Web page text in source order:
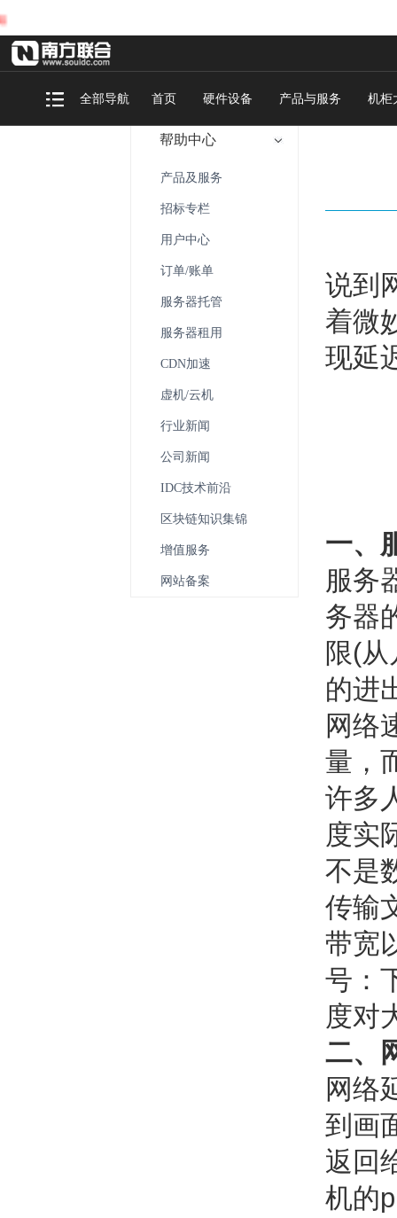
全部导航 首页 硬件设备 产品与服务 机柜
帮助中心
产品及服务
招标专栏
用户中心
订单/账单
服务器托管
服务器租用
CDN加速
虚机/云机
行业新闻
公司新闻
IDC技术前沿
区块链知识集锦
增值服务
网站备案
说到
着微
现延
一、
服务
务器
限(
的进
网络
量，
许多
度实
不是
传输
带宽
号：
度对
二、
网络
到画
返回
机的